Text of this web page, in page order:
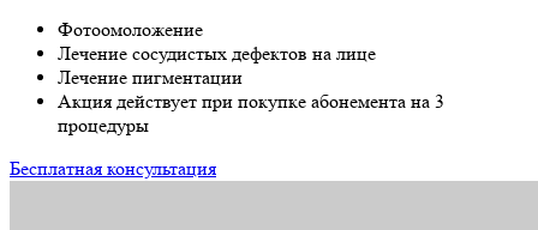
Фотоомоложение
Лечение сосудистых дефектов на лице
Лечение пигментации
Акция действует при покупке абонемента на 3
процедуры
Бесплатная консультация